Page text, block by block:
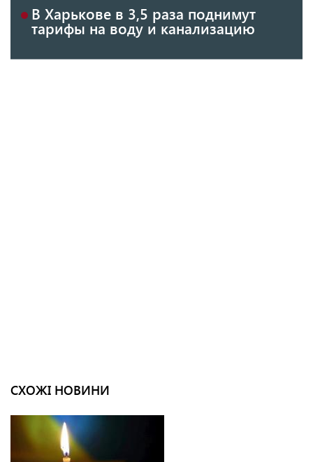
В Харькове в 3,5 раза поднимут
тарифы на воду и канализацию
СХОЖІ НОВИНИ